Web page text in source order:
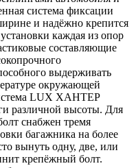
система фиксации
и надёжно крепится
каждая из опор
составляющие
выдерживать
окружающей
LUX ХАНТЕР
различной высоты. Для
снабжен тремя
багажника на более
вынуть одну, две, или
крепёжный болт.